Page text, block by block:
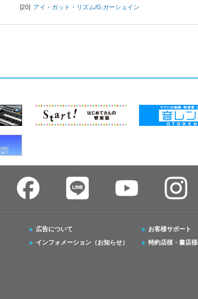
[20] アイ・ガット・リズム/G.ガーシュイン
広告について
インフォメーション（お知らせ）
お客様サポート
特約店様・書店